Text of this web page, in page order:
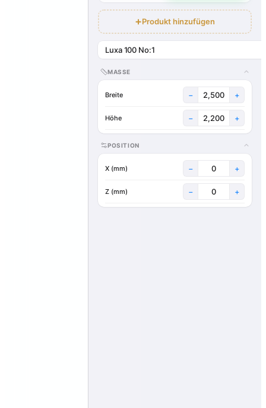
+Produkt hinzufügen
MASSE
Breite − +
Höhe − +
POSITION
X (mm) − +
Z (mm) − +